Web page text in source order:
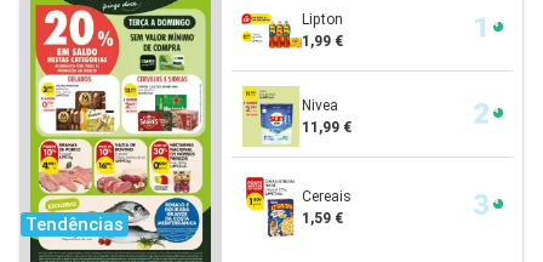
Tendências
Lipton
1,99 €
Nivea
11,99 €
Cereais
1,59 €